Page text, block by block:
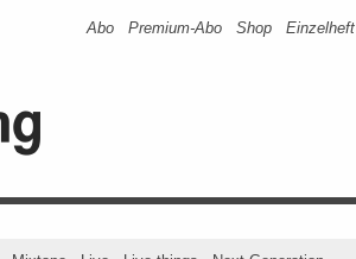
Abo Premium-Abo Shop Einzelheft